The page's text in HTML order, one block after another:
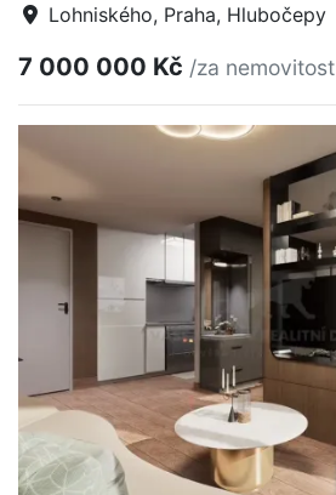
Lohniského, Praha, Hlubočepy
7 000 000 Kč /za nemovitost